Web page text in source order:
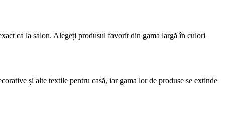
ca la salon. Alegeți produsul favorit din gama largă în culori
și alte textile pentru casă, iar gama lor de produse se extinde